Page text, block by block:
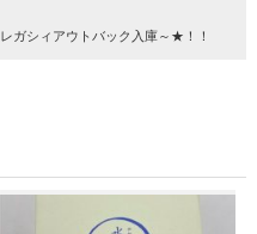
レガシィアウトバック入庫～★！！